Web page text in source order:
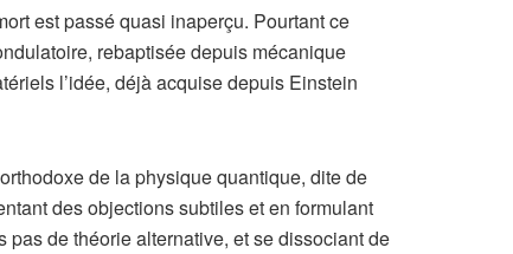
est passé quasi inaperçu. Pourtant ce
rebaptisée depuis mécanique
l’idée, déjà acquise depuis Einstein
de la physique quantique, dite de
des objections subtiles et en formulant
de théorie alternative, et se dissociant de